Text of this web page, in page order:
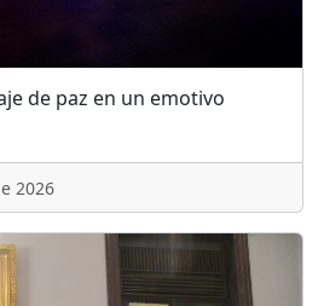
de paz en un emotivo
2026